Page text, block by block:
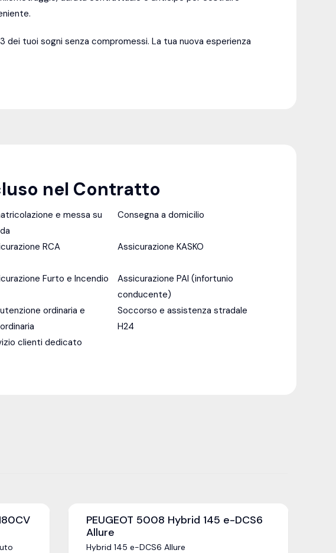
tuoi sogni senza compromessi. La tua nuova esperienza
nel Contratto
e messa su
Consegna a domicilio
RCA Assicurazione KASKO
Furto e Incendio
Assicurazione PAI (infortunio
conducente)
ordinaria e
Soccorso e assistenza stradale
H24
clienti dedicato
PEUGEOT 5008 Hybrid 145 e-DCS6
Allure
Hybrid 145 e-DCS6 Allure